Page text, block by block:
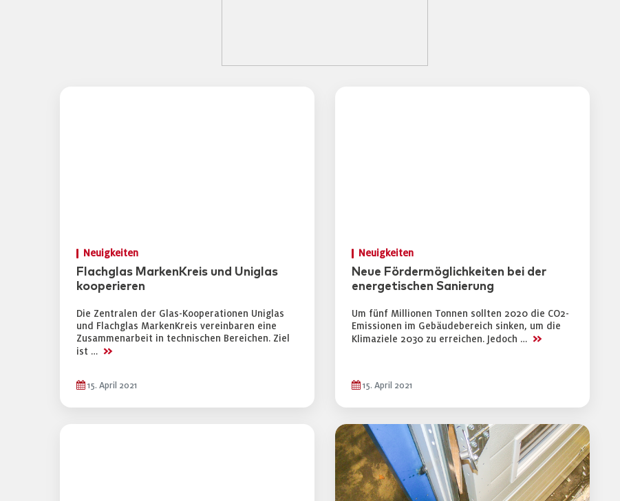
Neuigkeiten
Flachglas MarkenKreis und Uniglas
kooperieren
Die Zentralen der Glas-Kooperationen Uniglas
und Flachglas MarkenKreis vereinbaren eine
Zusammenarbeit in technischen Bereichen. Ziel
ist … >>
15. April 2021
Neuigkeiten
Neue Fördermöglichkeiten bei der
energetischen Sanierung
Um fünf Millionen Tonnen sollten 2020 die CO2-
Emissionen im Gebäudebereich sinken, um die
Klimaziele 2030 zu erreichen. Jedoch … >>
15. April 2021